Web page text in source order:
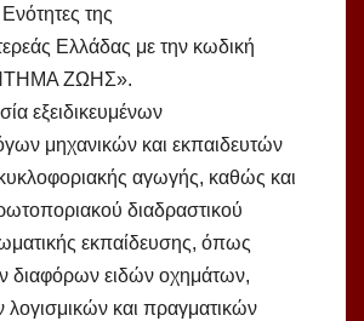
της
Ελλάδας με την κωδική
ΖΩΗΣ».
εξειδικευμένων
μηχανικών και εκπαιδευτών
αγωγής, καθώς και
διαδραστικού
εκπαίδευσης, όπως
διαφόρων ειδών οχημάτων,
λογισμικών και πραγματικών